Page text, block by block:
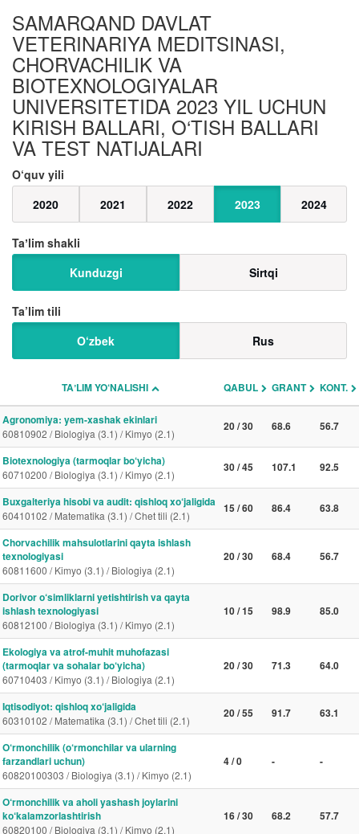
SAMARQAND DAVLAT
VETERINARIYA MEDITSINASI,
CHORVACHILIK VA
BIOTEXNOLOGIYALAR
UNIVERSITETIDA 2023 YIL UCHUN
KIRISH BALLARI, O‘TISH BALLARI
VA TEST NATIJALARI
O‘quv yili
2020
2021 2022 2023 2024
Taʼlim shakli
Kunduzgi
Sirtqi
Ta’lim tili
O‘zbek
Rus
TAʼLIM YO‘NALISHI QABUL GRANT KONT.
Agronomiya: yem-xashak ekinlari
60810902 / Biologiya (3.1) / Kimyo (2.1)
20 / 30 68.6 56.7
Biotexnologiya (tarmoqlar bo‘yicha)
60710200 / Biologiya (3.1) / Kimyo (2.1)
30 / 45 107.1 92.5
Buxgalteriya hisobi va audit: qishloq xo‘jaligida
60410102 / Matematika (3.1) / Chet tili (2.1)
15 / 60 86.4 63.8
Chorvachilik mahsulotlarini qayta ishlash
texnologiyasi
60811600 / Kimyo (3.1) / Biologiya (2.1)
20 / 30 68.4 56.7
Dorivor o‘simliklarni yetishtirish va qayta
ishlash texnologiyasi
60812100 / Biologiya (3.1) / Kimyo (2.1)
10 / 15 98.9 85.0
Ekologiya va atrof-muhit muhofazasi
(tarmoqlar va sohalar bo‘yicha)
60710403 / Kimyo (3.1) / Biologiya (2.1)
20 / 30 71.3 64.0
Iqtisodiyot: qishloq xo‘jaligida
60310102 / Matematika (3.1) / Chet tili (2.1)
20 / 55 91.7 63.1
O‘rmonchilik (o‘rmonchilar va ularning
farzandlari uchun)
60820100303 / Biologiya (3.1) / Kimyo (2.1)
4 / 0 - -
O‘rmonchilik va aholi yashash joylarini
ko‘kalamzorlashtirish
60820100 / Biologiya (3.1) / Kimyo (2.1)
16 / 30 68.2 57.7